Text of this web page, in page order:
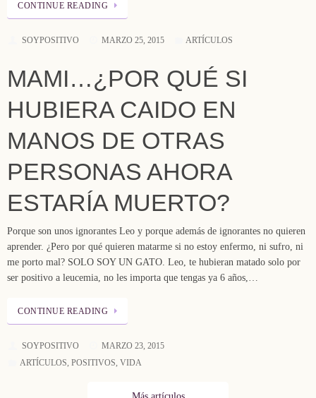
CONTINUE READING
SOYPOSITIVO MARZO 25, 2015 ARTÍCULOS
MAMI…¿POR QUÉ SI
HUBIERA CAIDO EN
MANOS DE OTRAS
PERSONAS AHORA
ESTARÍA MUERTO?
Porque son unos ignorantes Leo y porque además de ignorantes no quieren
aprender. ¿Pero por qué quieren matarme si no estoy enfermo, ni sufro, ni
me porto mal? SOLO SOY UN GATO. Leo, te hubieran matado solo por
ser positivo a leucemia, no les importa que tengas ya 6 años,…
CONTINUE READING
SOYPOSITIVO
MARZO 23, 2015
ARTÍCULOS, POSITIVOS, VIDA